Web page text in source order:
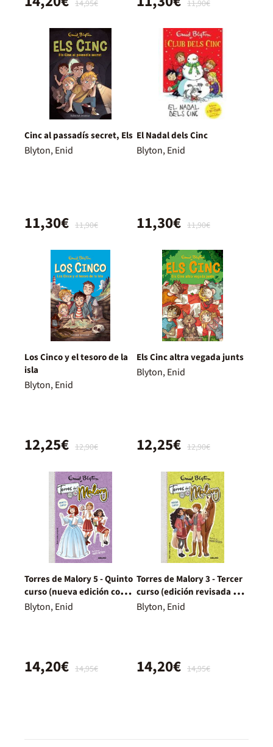
14,95€ 11,90€
Cinc al passadís secret, Els
Blyton, Enid
11,90€
11,30€
El Nadal dels Cinc
Blyton, Enid
11,90€
11,30€
Los Cinco y el tesoro de la
isla
Blyton, Enid
12,90€
12,25€
Els Cinc altra vegada junts
Blyton, Enid
12,90€
12,25€
Torres de Malory 5 - Quinto
curso (nueva edición con
contenido inédito)
Blyton, Enid
14,95€
14,20€
Torres de Malory 3 - Tercer
curso (edición revisada y
actualizada)
Blyton, Enid
14,95€
14,20€